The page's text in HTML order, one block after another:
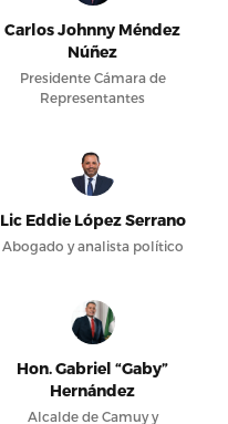
Carlos Johnny Méndez
Núñez
Presidente Cámara de
Representantes
Lic Eddie López Serrano
Abogado y analista político
Hon. Gabriel “Gaby”
Hernández
Alcalde de Camuy y